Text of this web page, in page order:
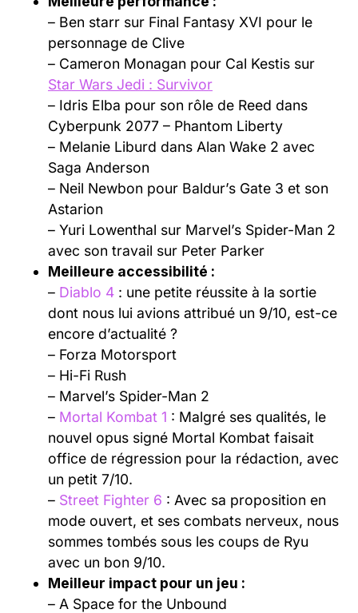
– Ben starr sur Final Fantasy XVI pour le
personnage de Clive
– Cameron Monagan pour Cal Kestis sur
Star Wars Jedi : Survivor
– Idris Elba pour son rôle de Reed dans
Cyberpunk 2077 – Phantom Liberty
– Melanie Liburd dans Alan Wake 2 avec
Saga Anderson
– Neil Newbon pour Baldur’s Gate 3 et son
Astarion
– Yuri Lowenthal sur Marvel’s Spider-Man 2
avec son travail sur Peter Parker
Meilleure accessibilité :
– Diablo 4 : une petite réussite à la sortie
dont nous lui avions attribué un 9/10, est-ce
encore d’actualité ?
– Forza Motorsport
– Hi-Fi Rush
– Marvel’s Spider-Man 2
– Mortal Kombat 1 : Malgré ses qualités, le
nouvel opus signé Mortal Kombat faisait
office de régression pour la rédaction, avec
un petit 7/10.
– Street Fighter 6 : Avec sa proposition en
mode ouvert, et ses combats nerveux, nous
sommes tombés sous les coups de Ryu
avec un bon 9/10.
Meilleur impact pour un jeu :
– A Space for the Unbound